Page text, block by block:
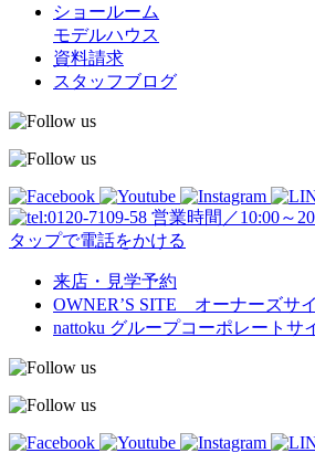
ショールーム
モデルハウス
資料請求
スタッフブログ
営業時間／10:00～
タップで電話をかける
来店・見学予約
OWNER’S SITE オーナーズサ
nattoku グループコーポレートサ